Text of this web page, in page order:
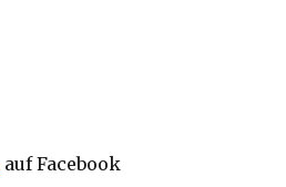
auf Facebook